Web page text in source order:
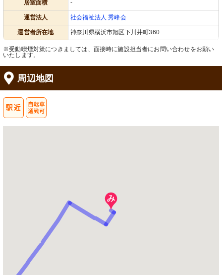
居室面積 -
運営法人 社会福祉法人 秀峰会
運営者所在地 神奈川県横浜市旭区下川井町360
※受動喫煙対策につきましては、面接時に施設担当者にお問い合わせをお願い
いたします。
周辺地図